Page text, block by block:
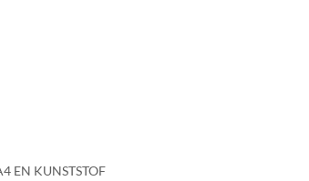
EN KUNSTSTOF